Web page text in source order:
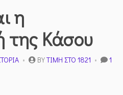
η
της Κάσου
BYΤΙΜΉ ΣΤΟ 1821
1